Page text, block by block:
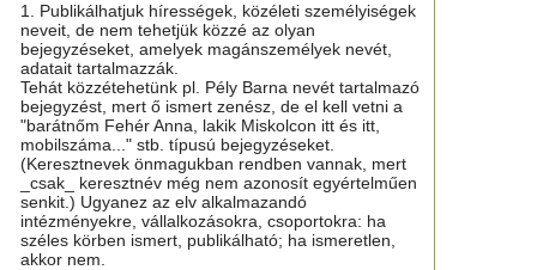
1. Publikálhatjuk hírességek, közéleti személyiségek
neveit, de nem tehetjük közzé az olyan
bejegyzéseket, amelyek magánszemélyek nevét,
adatait tartalmazzák.
Tehát közzétehetünk pl. Pély Barna nevét tartalmazó
bejegyzést, mert ő ismert zenész, de el kell vetni a
"barátnőm Fehér Anna, lakik Miskolcon itt és itt,
mobilszáma..." stb. típusú bejegyzéseket.
(Keresztnevek önmagukban rendben vannak, mert
_csak_ keresztnév még nem azonosít egyértelműen
senkit.) Ugyanez az elv alkalmazandó
intézményekre, vállalkozásokra, csoportokra: ha
széles körben ismert, publikálható; ha ismeretlen,
akkor nem.